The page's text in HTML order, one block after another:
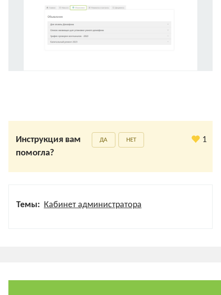
Инструкция вам
помогла?
ДА НЕТ 1
Темы: Кабинет администратора